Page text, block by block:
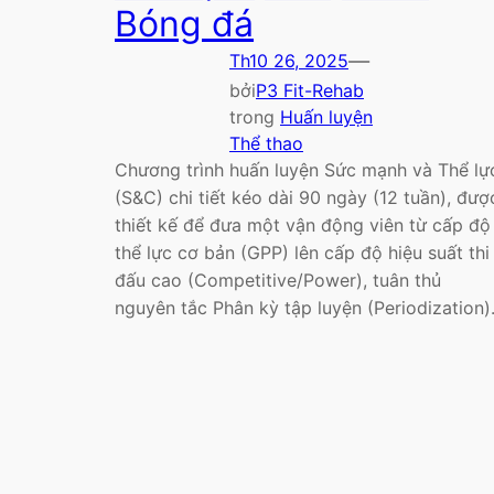
Bóng đá
Th10 26, 2025—
bởiP3 Fit-Rehab
trong Huấn luyện
Thể thao
Chương trình huấn luyện Sức mạnh và Thể
(S&C) chi tiết kéo dài 90 ngày (12 tuần),
thiết kế để đưa một vận động viên từ cấp độ
thể lực cơ bản (GPP) lên cấp độ hiệu suất thi
đấu cao (Competitive/Power), tuân thủ
nguyên tắc Phân kỳ tập luyện (Periodization).